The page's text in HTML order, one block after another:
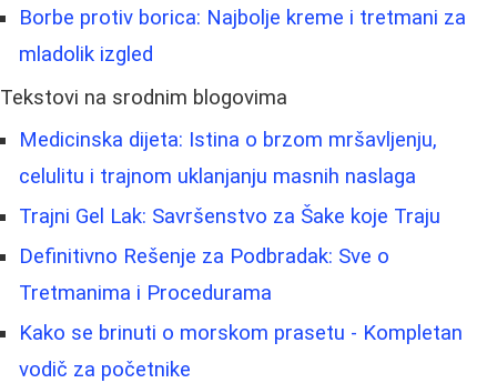
Borbe protiv borica: Najbolje kreme i tretmani za
mladolik izgled
Tekstovi na srodnim blogovima
Medicinska dijeta: Istina o brzom mršavljenju,
celulitu i trajnom uklanjanju masnih naslaga
Trajni Gel Lak: Savršenstvo za Šake koje Traju
Definitivno Rešenje za Podbradak: Sve o
Tretmanima i Procedurama
Kako se brinuti o morskom prasetu - Kompletan
vodič za početnike